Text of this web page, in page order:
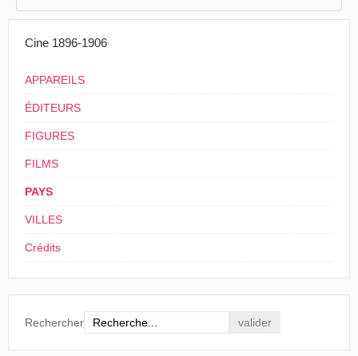
Cine 1896-1906
APPAREILS
ÉDITEURS
FIGURES
FILMS
PAYS
VILLES
Crédits
Rechercher